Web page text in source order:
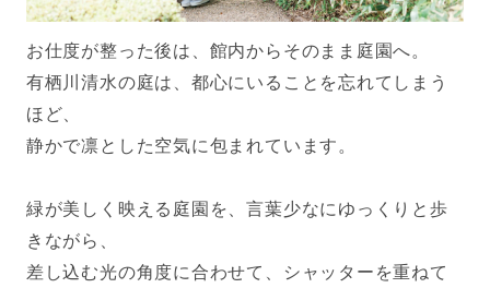
お仕度が整った後は、館内からそのまま庭園へ。
有栖川清水の庭は、都心にいることを忘れてしまう
ほど、
静かで凛とした空気に包まれています。
緑が美しく映える庭園を、言葉少なにゆっくりと歩
きながら、
差し込む光の角度に合わせて、シャッターを重ねて